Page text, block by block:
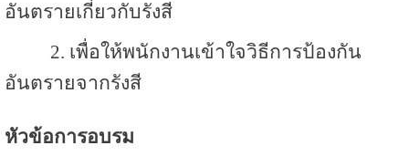
อันตรายเกี่ยวกับรังสี
2. เพื่อให้พนักงานเข้าใจวิธีการป้องกัน
อันตรายจากรังสี
หัวข้อการอบรม